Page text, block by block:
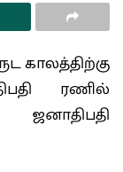
காலத்திற்கு
ரணில்
ஜனாதிபதி